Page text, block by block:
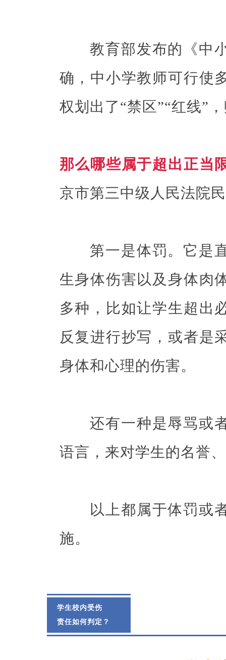
教育部发布的《中小
确，中小学教师可行使
权划出了“禁区”“红线”
那么哪些属于超出正当
京市第三中级人民法院
第一是体罚。它是直
生身体伤害以及身体肉
多种，比如让学生超出
反复进行抄写，或者是
身体和心理的伤害。
还有一种是辱骂或者
语言，来对学生的名誉
以上都属于体罚或者
施。
学生校内受伤
责任如何判定？